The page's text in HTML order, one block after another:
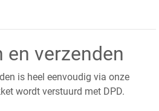
en verzenden
is heel eenvoudig via onze
wordt verstuurd met DPD.